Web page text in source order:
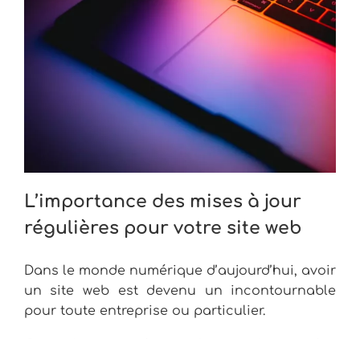
L’importance des mises à jour
régulières pour votre site web
Dans le monde numérique d’aujourd’hui, avoir
un site web est devenu un incontournable
pour toute entreprise ou particulier.